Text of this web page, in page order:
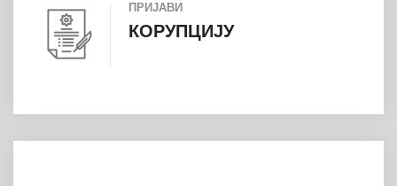
ПРИЈАВИ
КОРУПЦИЈУ